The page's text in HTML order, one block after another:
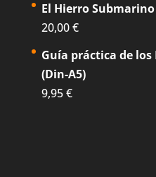
El Hierro Submarino
20,00€
Guía práctica de los
(Din-A5)
9,95€